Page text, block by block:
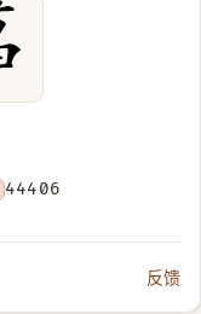
44406
反馈